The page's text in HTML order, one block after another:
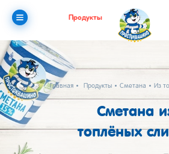
Продукты
Главная Продукты Сметана Из
Сметана
топлёных